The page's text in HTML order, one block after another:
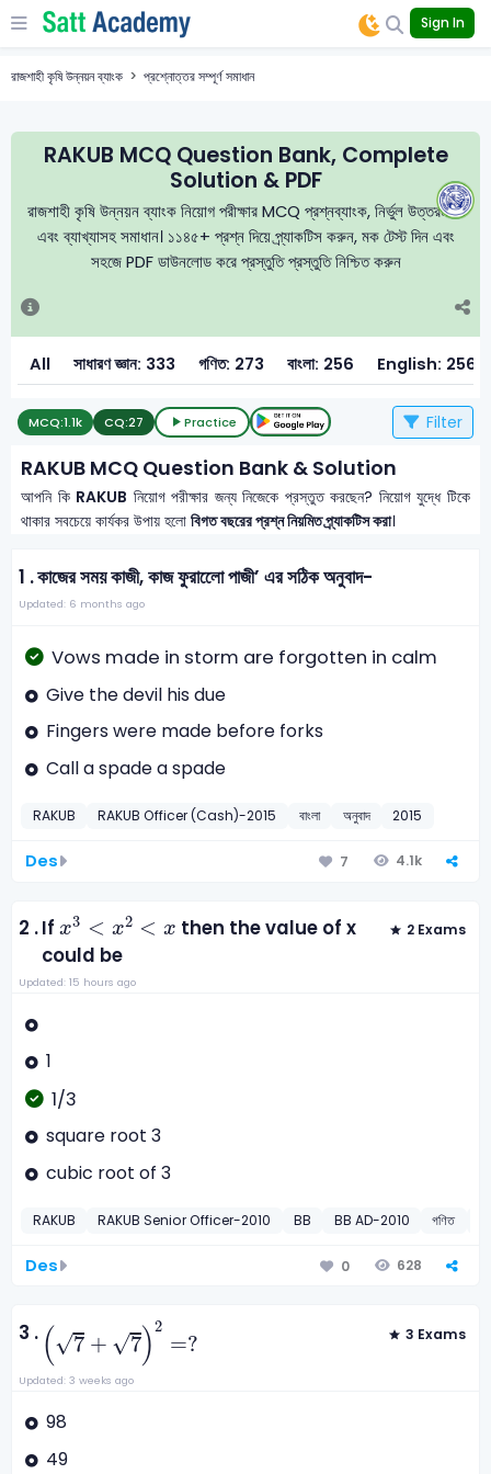
Sign In
রাজশাহী কৃষি উন্নয়ন ব্যাংক প্রশ্নোত্তর সম্পূর্ণ সমাধান
RAKUB MCQ Question Bank, Complete
Solution & PDF
রাজশাহী কৃষি উন্নয়ন ব্যাংক নিয়োগ পরীক্ষার MCQ প্রশ্নব্যাংক, নির্ভুল উত্তরমালা
এবং ব্যাখ্যাসহ সমাধান। ১১৪৫+ প্রশ্ন দিয়ে প্র্যাকটিস করুন, মক টেস্ট দিন এবং
সহজে PDF ডাউনলোড করে প্রস্তুতি প্রস্তুতি নিশ্চিত করুন
All সাধারণ জ্ঞান: 333 গণিত: 273 বাংলা: 256 English: 256
MCQ:1.1k CQ:27 Practice Filter
RAKUB MCQ Question Bank & Solution
আপনি কি RAKUB নিয়োগ পরীক্ষার জন্য নিজেকে প্রস্তুত করছেন? নিয়োগ যুদ্ধে টিকে
থাকার সবচেয়ে কার্যকর উপায় হলোবিগত বছরের প্রশ্ন নিয়মিত প্র্যাকটিস করা।
1 .কাজের সময় কাজী, কাজ ফুরালেো পাজী’ এর সঠিক অনুবাদ-
Updated: 6 months ago
Vows made in storm are forgotten in calm
Give the devil his due
Fingers were made before forks
Call a spade a spade
RAKUB RAKUB Officer (Cash)-2015 বাংলা অনুবাদ 2015
Des 7 4.1k
2 .Ifx3 < x2 < x
3 x <x
then the value of x
could be
2 Exams
Updated: 15 hours ago
1
1/3
square root 3
cubic root of 3
RAKUB RAKUB Senior Officer-2010 BB BB AD-2010 গণিত
Des 0 628
3 . (√7 + √7)2
=?
(7 ? 3 Exams
Updated: 3 weeks ago
98
49